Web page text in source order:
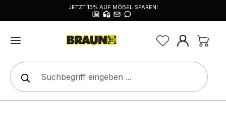
JETZT 15% AUF MÖBEL SPAREN!